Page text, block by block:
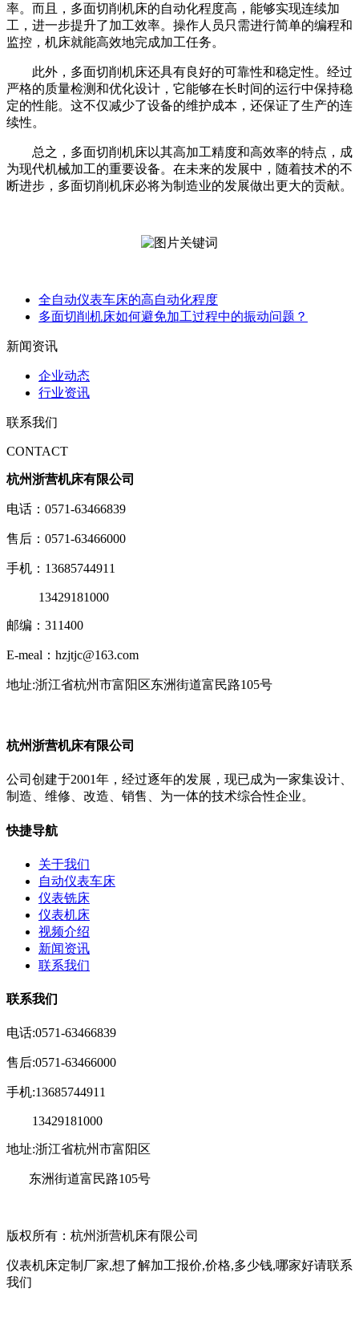
率。而且，多面切削机床的自动化程度高，能够实现连续加
工，进一步提升了加工效率。操作人员只需进行简单的编程和
监控，机床就能高效地完成加工任务。
此外，多面切削机床还具有良好的可靠性和稳定性。经过
严格的质量检测和优化设计，它能够在长时间的运行中保持稳
定的性能。这不仅减少了设备的维护成本，还保证了生产的连
续性。
总之，多面切削机床以其高加工精度和高效率的特点，成
为现代机械加工的重要设备。在未来的发展中，随着技术的不
断进步，多面切削机床必将为制造业的发展做出更大的贡献。
全自动仪表车床的高自动化程度
多面切削机床如何避免加工过程中的振动问题？
新闻资讯
企业动态
行业资讯
联系我们
CONTACT
杭州浙营机床有限公司
电话：0571-63466839
售后：0571-63466000
手机：13685744911
13429181000
邮编：311400
E-meal：hzjtjc@163.com
地址:浙江省杭州市富阳区东洲街道富民路105号
杭州浙营机床有限公司
公司创建于2001年，经过逐年的发展，现已成为一家集设计、
制造、维修、改造、销售、为一体的技术综合性企业。
快捷导航
关于我们
自动仪表车床
仪表铣床
仪表机床
视频介绍
新闻资讯
联系我们
联系我们
电话:0571-63466839
售后:0571-63466000
手机:13685744911
13429181000
地址:浙江省杭州市富阳区
东洲街道富民路105号
版权所有：杭州浙营机床有限公司
仪表机床定制厂家,想了解加工报价,价格,多少钱,哪家好请联系
我们